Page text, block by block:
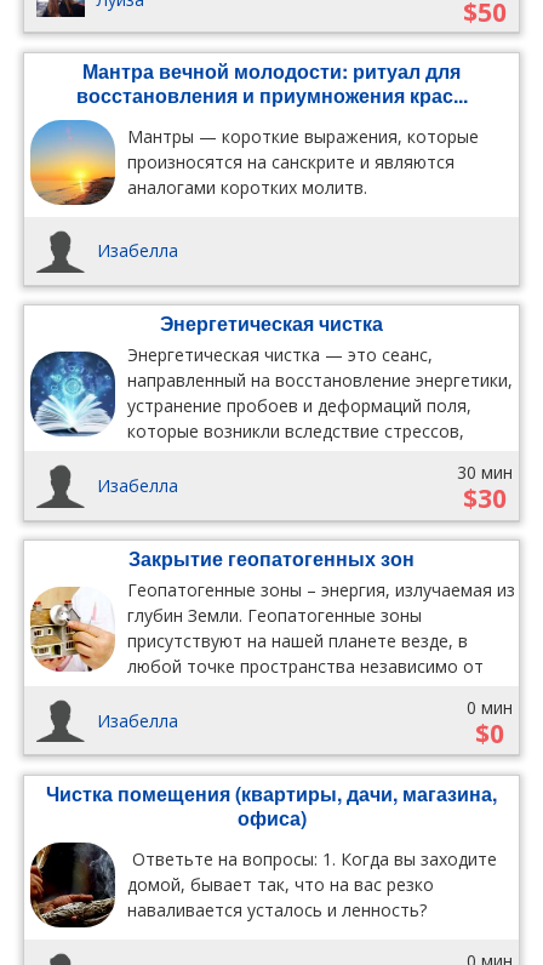
$50
Мантра вечной молодости: ритуал для
восстановления и приумножения крас...
Мантры — короткие выражения, которые
произносятся на санскрите и являются
аналогами коротких молитв.
Изабелла
Энергетическая чистка
Энергетическая чистка — это сеанс,
направленный на восстановление энергетики,
устранение пробоев и деформаций поля,
которые возникли вследствие стрессов,
Изабелла
30 мин
$30
Закрытие геопатогенных зон
Геопатогенные зоны – энергия, излучаемая из
глубин Земли. Геопатогенные зоны
присутствуют на нашей планете везде, в
любой точке пространства независимо от
Изабелла
0 мин
$0
Чистка помещения (квартиры, дачи, магазина,
офиса)
Ответьте на вопросы: 1. Когда вы заходите
домой, бывает так, что на вас резко
наваливается усталось и ленность?